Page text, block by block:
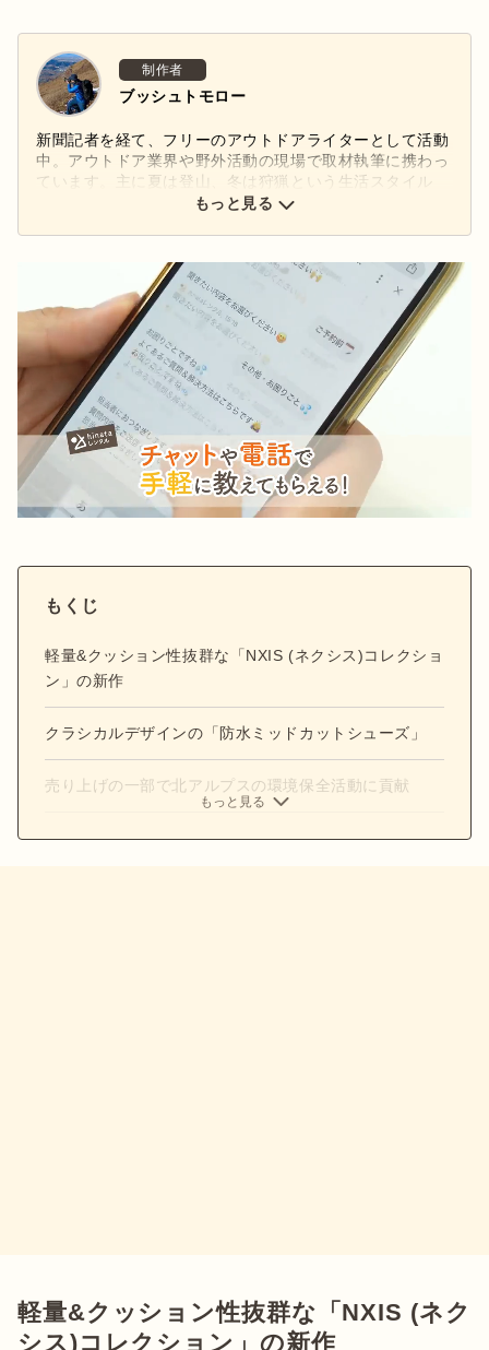
制作者
ブッシュトモロー
新聞記者を経て、フリーのアウトドアライターとして活動
中。アウトドア業界や野外活動の現場で取材執筆に携わっ
ています。主に夏は登山、冬は狩猟という生活スタイル
で、ネタと獲物を追いかける日々を過ごしています。
もっと見る
もくじ
軽量&クッション性抜群な「NXIS (ネクシス)コレクショ
ン」の新作
クラシカルデザインの「防水ミッドカットシューズ」
売り上げの一部で北アルプスの環境保全活動に貢献
もっと見る
軽量&クッション性抜群な「NXIS (ネク
シス)コレクション」の新作